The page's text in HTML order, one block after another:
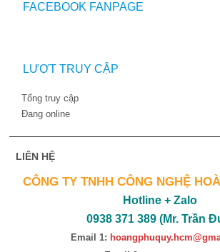
FACEBOOK FANPAGE
LƯỢT TRUY CẬP
Tổng truy cập
Đang online
LIÊN HỆ
CÔNG TY TNHH CÔNG NGHỆ
Hotline + Zalo
0938 371 389 (Mr. Trần
Email 1: